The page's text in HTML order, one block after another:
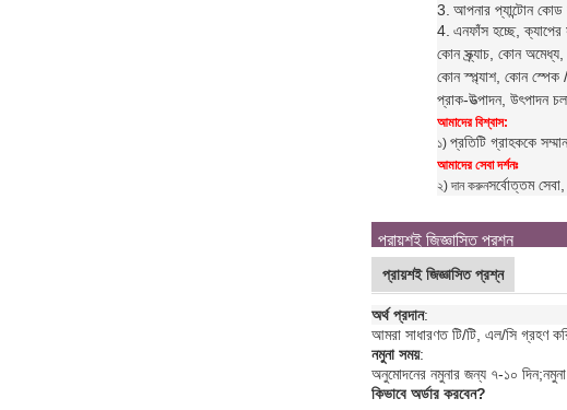
3. আপনার প্যান্টোন কোড
4. এনফাঁস হচ্ছে, ক্যাপের
কোন স্ক্র্যাচ, কোন
কোন স্প্ল্যাশ, কোন
প্রাক-উত্পাদন, উৎপাদন
আমাদের বিশ্বাস:
১) প্রতিটি গ্রাহককে
আমাদের সেবা দর্শনঃ
২) দান করুনসর্বোত্তম
প্রায়শই জিজ্ঞাসিত প্রশ্ন
প্রায়শই জিজ্ঞাসিত প্রশ্ন
অর্থ প্রদান:
আমরা সাধারণত টি/টি, এল/সি গ্রহণ
নমুনা সময়:
অনুমোদনের নমুনার জন্য ৭-১০ দিন;
কিভাবে অর্ডার করবেন?